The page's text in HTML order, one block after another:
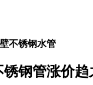
不锈钢水管
钢管涨价趋